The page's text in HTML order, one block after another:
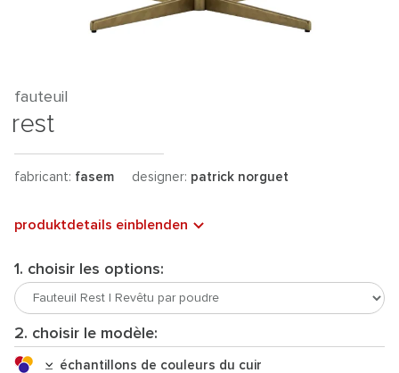
fauteuil
rest
fabricant: fasem designer: patrick norguet
produktdetails einblenden
1. choisir les options:
2. choisir le modèle:
échantillons de couleurs du cuir